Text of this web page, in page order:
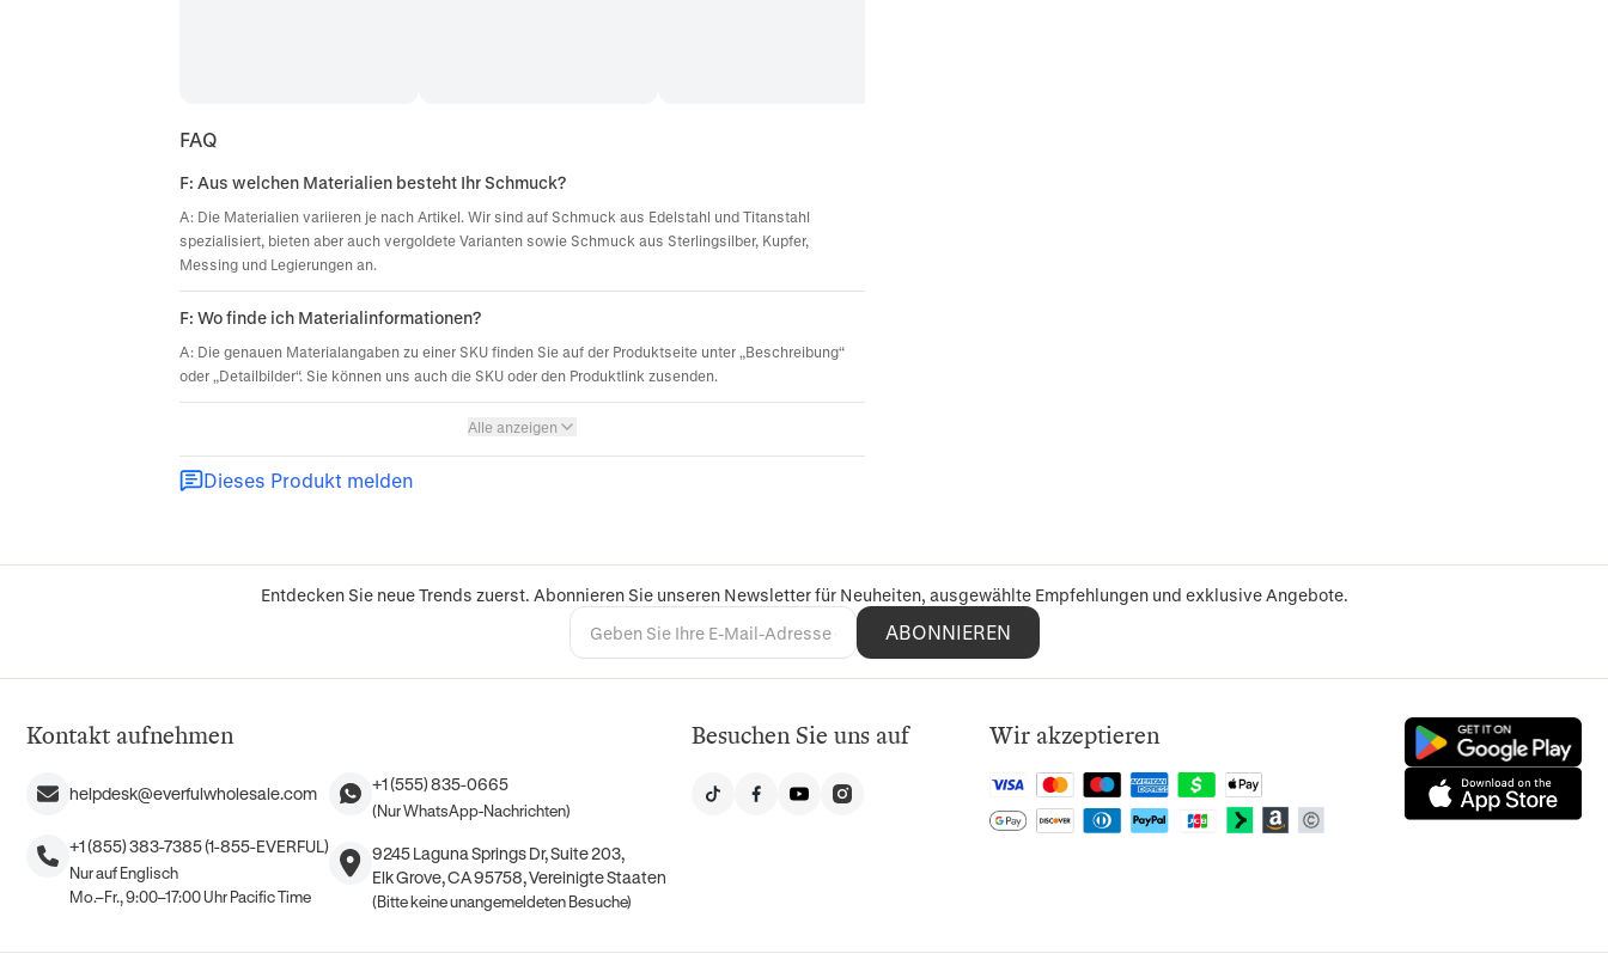
FAQ
F: Aus welchen Materialien besteht Ihr Schmuck?
A: Die Materialien variieren je nach Artikel. Wir sind auf Schmuck aus Edelstahl und Titanstahl
spezialisiert, bieten aber auch vergoldete Varianten sowie Schmuck aus Sterlingsilber, Kupfer,
Messing und Legierungen an.
F: Wo finde ich Materialinformationen?
A: Die genauen Materialangaben zu einer SKU finden Sie auf der Produktseite unter „Beschreibung“
oder „Detailbilder“. Sie können uns auch die SKU oder den Produktlink zusenden.
Alle anzeigen
Dieses Produkt melden
Entdecken Sie neue Trends zuerst. Abonnieren Sie unseren Newsletter für Neuheiten, ausgewählte Empfehlungen und exklusive Angebote.
ABONNIEREN
Kontakt aufnehmen
helpdesk@everfulwholesale.com
+1 (855) 383-7385 (1-855-EVERFUL)
Nur auf Englisch
Mo.–Fr., 9:00–17:00 Uhr Pacific Time
+1 (555) 835-0665
(Nur WhatsApp-Nachrichten)
9245 Laguna Springs Dr, Suite 203,
Elk Grove, CA 95758, Vereinigte Staaten
(Bitte keine unangemeldeten Besuche)
Besuchen Sie uns auf Wir akzeptieren